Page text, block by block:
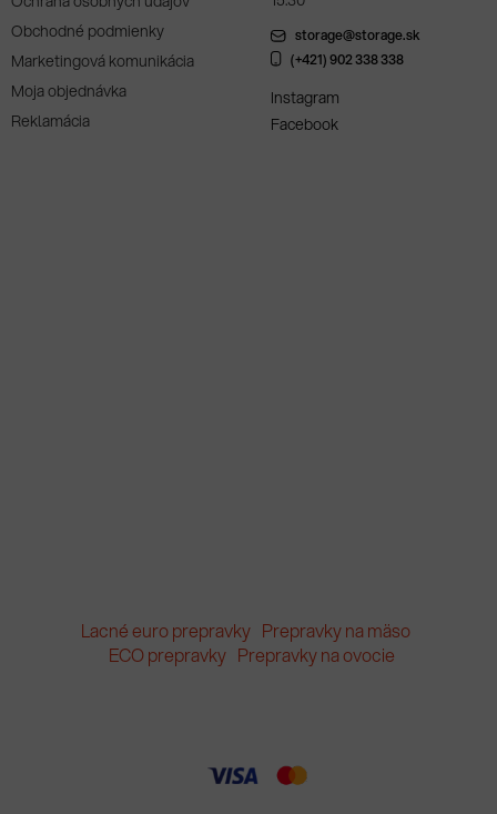
Obchodné podmienky
Marketingová komunikácia
Moja objednávka
Reklamácia
storage@storage.sk
(+421) 902 338 338
Instagram
Facebook
Lacné euro prepravky Prepravky na mäso
ECO prepravky Prepravky na ovocie